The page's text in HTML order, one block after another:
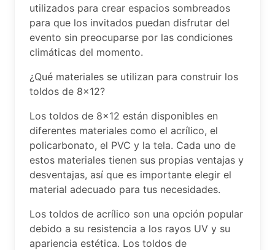
utilizados para crear espacios sombreados
para que los invitados puedan disfrutar del
evento sin preocuparse por las condiciones
climáticas del momento.
¿Qué materiales se utilizan para construir los
toldos de 8×12?
Los toldos de 8×12 están disponibles en
diferentes materiales como el acrílico, el
policarbonato, el PVC y la tela. Cada uno de
estos materiales tienen sus propias ventajas y
desventajas, así que es importante elegir el
material adecuado para tus necesidades.
Los toldos de acrílico son una opción popular
debido a su resistencia a los rayos UV y su
apariencia estética. Los toldos de